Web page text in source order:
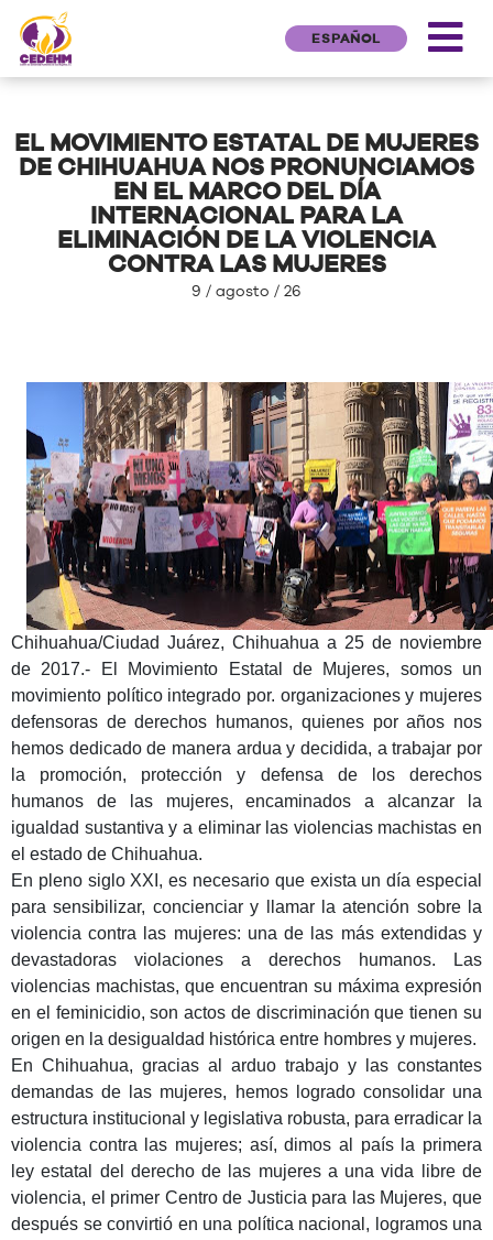
ESPAÑOL
EL MOVIMIENTO ESTATAL DE MUJERES
DE CHIHUAHUA NOS PRONUNCIAMOS
EN EL MARCO DEL DÍA
INTERNACIONAL PARA LA
ELIMINACIÓN DE LA VIOLENCIA
CONTRA LAS MUJERES
9 / agosto / 26
Chihuahua/Ciudad Juárez, Chihuahua a 25 de noviembre
de 2017.- El Movimiento Estatal de Mujeres, somos un
movimiento político integrado por. organizaciones y mujeres
defensoras de derechos humanos, quienes por años nos
hemos dedicado de manera ardua y decidida, a trabajar por
la promoción, protección y defensa de los derechos
humanos de las mujeres, encaminados a alcanzar la
igualdad sustantiva y a eliminar las violencias machistas en
el estado de Chihuahua.
En pleno siglo XXI, es necesario que exista un día especial
para sensibilizar, concienciar y llamar la atención sobre la
violencia contra las mujeres: una de las más extendidas y
devastadoras violaciones a derechos humanos. Las
violencias machistas, que encuentran su máxima expresión
en el feminicidio, son actos de discriminación que tienen su
origen en la desigualdad histórica entre hombres y mujeres.
En Chihuahua, gracias al arduo trabajo y las constantes
demandas de las mujeres, hemos logrado consolidar una
estructura institucional y legislativa robusta, para erradicar la
violencia contra las mujeres; así, dimos al país la primera
ley estatal del derecho de las mujeres a una vida libre de
violencia, el primer Centro de Justicia para las Mujeres, que
después se convirtió en una política nacional, logramos una